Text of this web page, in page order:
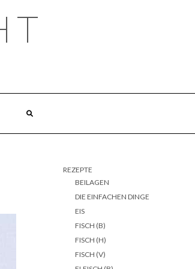
REZEPTE
BEILAGEN
DIE EINFACHEN DINGE
EIS
FISCH (B)
FISCH (H)
FISCH (V)